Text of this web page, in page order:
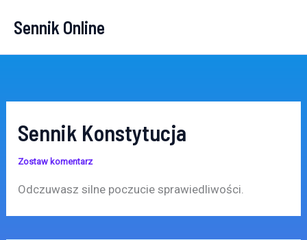
Sennik Online
Sennik Konstytucja
Zostaw komentarz
Odczuwasz silne poczucie sprawiedliwości.